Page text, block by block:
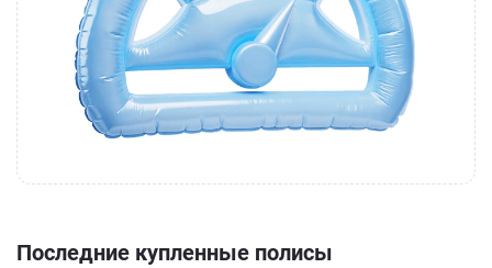
Последние купленные полисы